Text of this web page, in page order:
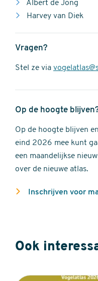
Albert de Jong
Harvey van Diek
Vragen?
Stel ze via
Op de hoogte
Op de hoogte blijven
eind 2026 mee kunt
een maandelijkse
over de nieuwe atlas.
Inschrijven voor
Ook